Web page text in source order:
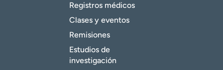
Registros médicos
Clases y eventos
Remisiones
Estudios de
investigación